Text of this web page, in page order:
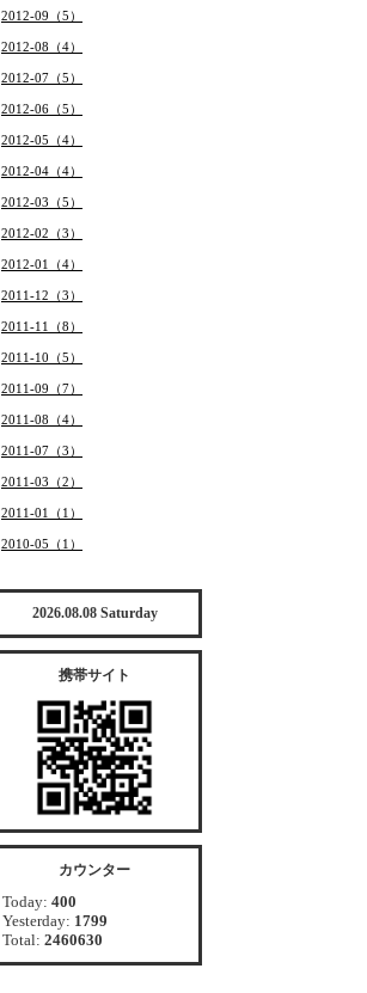
2012-09（5）
2012-08（4）
2012-07（5）
2012-06（5）
2012-05（4）
2012-04（4）
2012-03（5）
2012-02（3）
2012-01（4）
2011-12（3）
2011-11（8）
2011-10（5）
2011-09（7）
2011-08（4）
2011-07（3）
2011-03（2）
2011-01（1）
2010-05（1）
2026.08.08 Saturday
携帯サイト
カウンター
Today: 400
Yesterday: 1799
Total: 2460630